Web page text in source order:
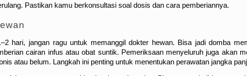
Pastikan kamu berkonsultasi soal dosis dan cara pemberiannya.
hari, jangan ragu untuk memanggil dokter hewan. Bisa jadi domba
cairan infus atau obat suntik. Pemeriksaan menyeluruh juga akan
atau belum. Langkah ini penting untuk menentukan perawatan jangka